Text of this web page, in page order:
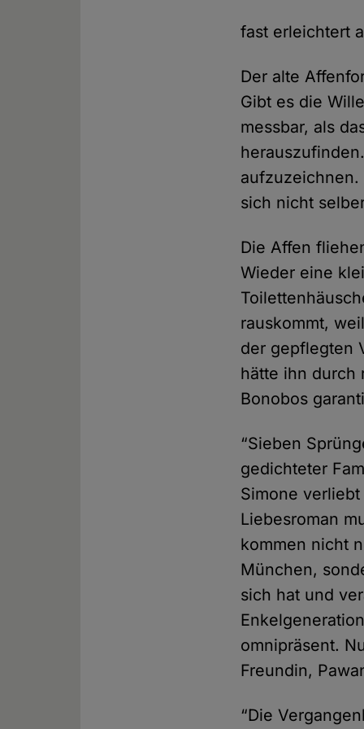
fast erleichtert
Der alte
Gibt es die
messbar, als
aufzuzeichnen.
sich nicht
Die Affen
Wieder eine
rauskommt,
der gepflegten
hätte ihn durch
Bonobos
“Sieben
gedichteter
Simone
Liebesroman
kommen nicht
München,
sich hat und
omnipräsent.
Freundin,
“Die